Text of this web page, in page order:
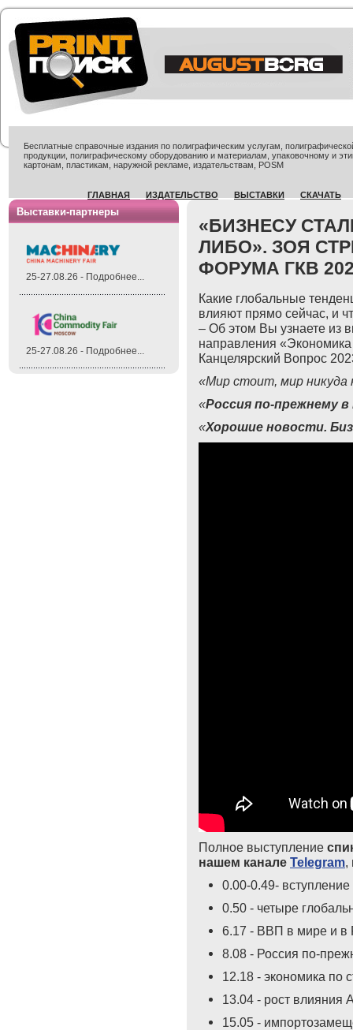
Бесплатные справочные издания по полиграфическим услугам,
продукции, полиграфическому оборудованию и материалам, упаковочному и
картонам, пластикам, наружной рекламе, издательствам, POSM
ГЛАВНАЯ ИЗДАТЕЛЬСТВО ВЫСТАВКИ СКАЧАТЬ
Выставки-партнеры
25-27.08.26 - Подробнее...
25-27.08.26 - Подробнее...
«БИЗНЕСУ
ЛИБО». ЗОЯ
ФОРУМА ГКВ
Какие глобальные
влияют прямо сейчас, и
– Об этом Вы узнаете из
направления
Канцелярский Вопрос
«Мир стоит, мир никуда
«Россия по-прежнему в
«Хорошие новости.
Полное выступление
нашем канале Telegram,
0.00-0.49- вступление
0.50 - четыре
6.17 - ВВП в мире и в
8.08 - Россия по-
12.18 - экономика по
13.04 - рост влияния
15.05 -